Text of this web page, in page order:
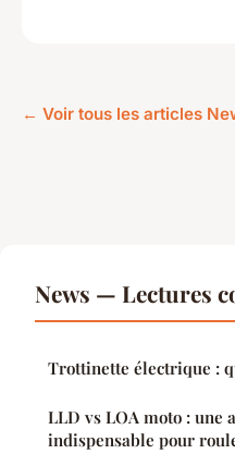
← Voir tous les articles
News — Lectures
Trottinette électrique :
LLD vs LOA moto : une
indispensable pour